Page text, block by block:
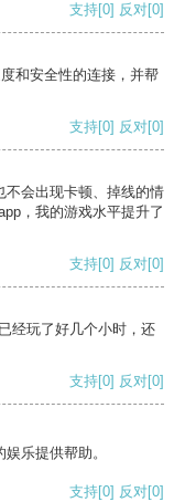
支持[0] 反对[0]
和安全性的连接，并帮
支持[0] 反对[0]
不会出现卡顿、掉线的情
，我的游戏水平提升了
支持[0] 反对[0]
经玩了好几个小时，还
支持[0] 反对[0]
乐提供帮助。
支持[0] 反对[0]